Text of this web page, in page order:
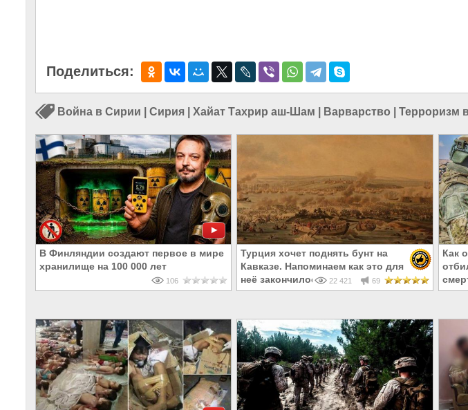
Поделиться:
Война в Сирии Сирия Хайат Тахрир аш-Шам Варварство Терроризм
В Финляндии создают первое в мире
хранилище на 100 000 лет
106
Турция хочет поднять бунт на
Кавказе. Напоминаем как это для
неё закончилось в прошлый раз
22 421 69
Как